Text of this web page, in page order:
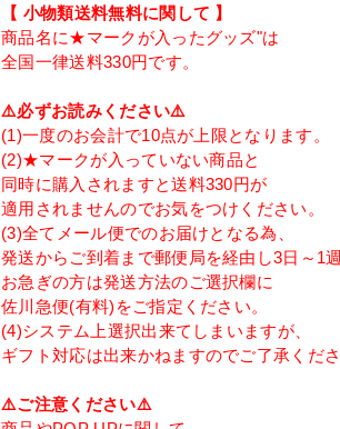
【 小物類送料無料に関して 】
商品名に★マークが入ったグッズ"は
全国一律送料330円です。
⚠️必ずお読みください⚠️
(1)一度のお会計で10点が上限となります。
(2)★マークが入っていない商品と
同時に購入されますと送料330円が
適用されませんのでお気をつけください。
(3)全てメール便でのお届けとなる為、
発送からご到着まで郵便局を経由し3日～1
お急ぎの方は発送方法のご選択欄に
佐川急便(有料)をご指定ください。
(4)システム上選択出来てしまいますが、
ギフト対応は出来かねますのでご了承くださ
⚠️ご注意ください⚠️